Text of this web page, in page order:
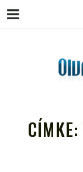
CÍMKE: